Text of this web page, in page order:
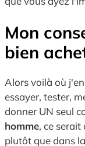
Mon
bien
Alors voilà où
essayer, tester,
donner UN seul
homme, ce
plutôt que dans